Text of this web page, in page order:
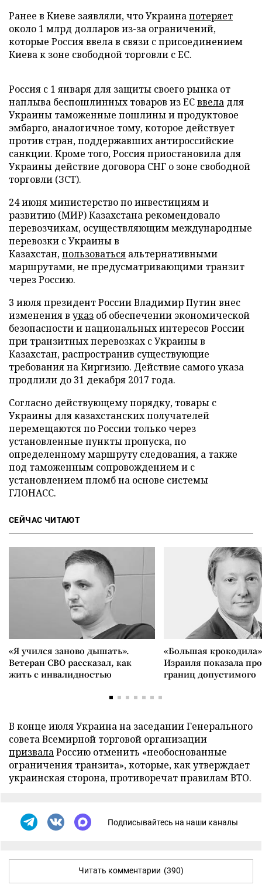
Ранее в Киеве заявляли, что Украинапотеряет
около 1 млрд долларов из-за ограничений,
которые Россия ввела в связи с присоединением
Киева к зоне свободной торговли с ЕС.
Россия с 1 января для защиты своего рынка от
наплыва беспошлинных товаров из ЕСввела для
Украины таможенные пошлины и продуктовое
эмбарго, аналогичное тому, которое действует
против стран, поддержавших антироссийские
санкции. Кроме того, Россия приостановила для
Украины действие договора СНГ о зоне свободной
торговли (ЗСТ).
24 июня министерство по инвестициям и
развитию (МИР) Казахстана рекомендовало
перевозчикам, осуществляющим международные
перевозки с Украины в
Казахстан,пользоваться альтернативными
маршрутами, не предусматривающими транзит
через Россию.
3 июля президент России Владимир Путин внес
изменения в указ об обеспечении экономической
безопасности и национальных интересов России
при транзитных перевозках с Украины в
Казахстан, распространив существующие
требования на Киргизию. Действие самого указа
продлили до 31 декабря 2017 года.
Согласно действующему порядку, товары с
Украины для казахстанских получателей
перемещаются по России только через
установленные пункты пропуска, по
определенному маршруту следования, а также
под таможенным сопровождением и с
установлением пломб на основе системы
ГЛОНАСС.
СЕЙЧАС ЧИТАЮТ
«Я учился заново дышать».
Ветеран СВО рассказал, как
жить с инвалидностью
«Большая
Израиля показала
границ допустимого
В конце июля Украина на заседании Генерального
совета Всемирной торговой организации
призвалаРоссию отменить «необоснованные
ограничения транзита», которые, как утверждает
украинская сторона, противоречат правилам ВТО.
Подписывайтесь на наши каналы
Читать комментарии (390)